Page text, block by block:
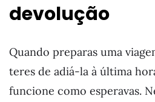
devolução
Quando preparas uma
teres de adiá-la à última
funcione como esperavas.